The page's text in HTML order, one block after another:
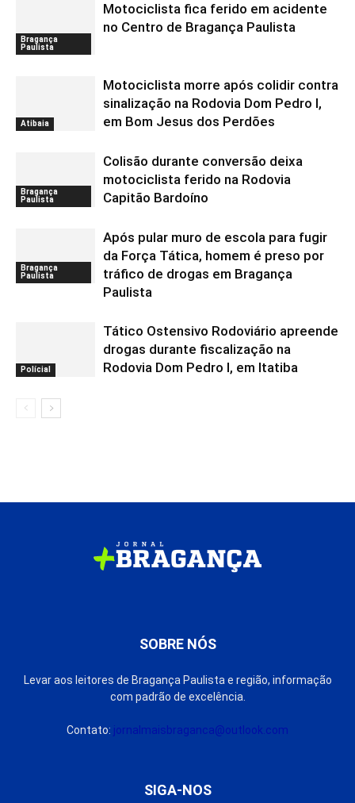
Bragança
Paulista
Motociclista fica ferido em acidente
no Centro de Bragança Paulista
Atibaia
Motociclista morre após colidir contra
sinalização na Rodovia Dom Pedro I,
em Bom Jesus dos Perdões
Bragança
Paulista
Colisão durante conversão deixa
motociclista ferido na Rodovia
Capitão Bardoíno
Bragança
Paulista
Após pular muro de escola para fugir
da Força Tática, homem é preso por
tráfico de drogas em Bragança
Paulista
Polícial
Tático Ostensivo Rodoviário apreende
drogas durante fiscalização na
Rodovia Dom Pedro I, em Itatiba
SOBRE NÓS
Levar aos leitores de Bragança Paulista e região, informação
com padrão de excelência.
Contato: jornalmaisbraganca@outlook.com
SIGA-NOS